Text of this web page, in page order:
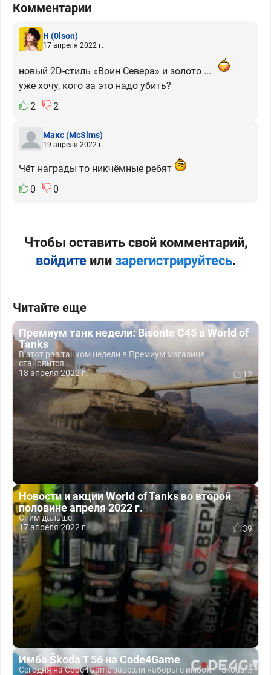
Комментарии
H (0lson)
17 апреля 2022 г.
новый 2D-стиль «Воин Севера» и золото ...
уже хочу, кого за это надо убить?
2
2
Макс(McSims)
19 апреля 2022 г.
Чёт награды то никчёмные ребят
0
0
Чтобы оставить свой комментарий,
войдитеили зарегистрируйтесь.
Читайте еще
Премиум танк недели: Bisonte C45 в World of
Tanks
В этот раз танком недели в Премиум магазине
становится...
18 апреля 2022 г.
12
Новости и акции World of Tanks во второй
половине апреля 2022 г.
Спим дальше.
17 апреля 2022 г.
39
Имба Škoda T 56 на Code4Game
Сегодня на Code4Game завезли наборы с имбой — Škoda...